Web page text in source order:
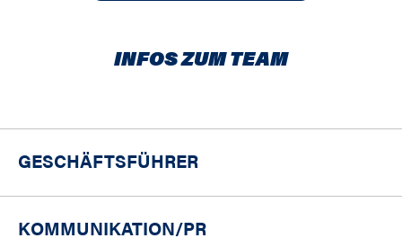
INFOS ZUM TEAM
GESCHÄFTSFÜHRER
KOMMUNIKATION/PR